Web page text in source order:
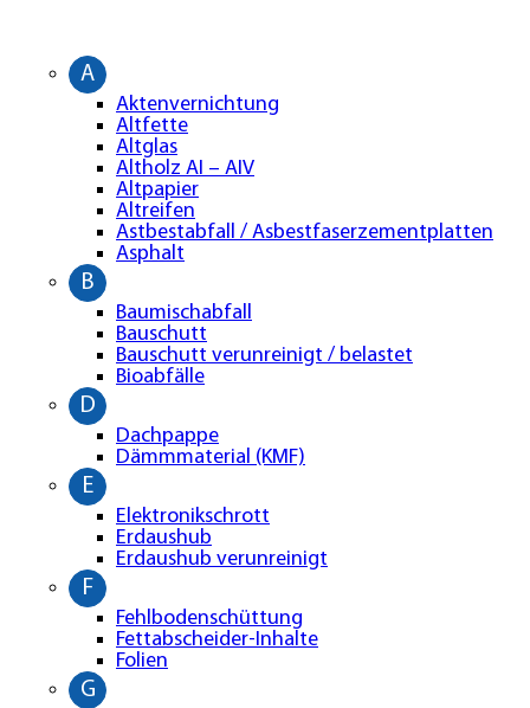
A
Aktenvernichtung
Altfette
Altglas
Altholz AI – AIV
Altpapier
Altreifen
Astbestabfall / Asbestfaserzementplatten
Asphalt
B
Baumischabfall
Bauschutt
Bauschutt verunreinigt / belastet
Bioabfälle
D
Dachpappe
Dämmmaterial (KMF)
E
Elektronikschrott
Erdaushub
Erdaushub verunreinigt
F
Fehlbodenschüttung
Fettabscheider-Inhalte
Folien
G